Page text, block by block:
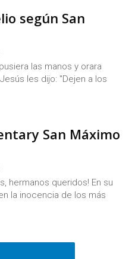
según San
las manos y orara
les dijo: "Dejen a los
San Máximo
hermanos queridos! En su
la inocencia de los más